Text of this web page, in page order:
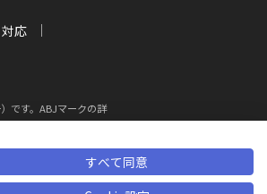
応
です。ABJマークの詳
すべて同意